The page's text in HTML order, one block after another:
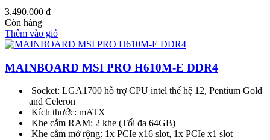
3.490.000 ₫
Còn hàng
Thêm vào giỏ
MAINBOARD MSI PRO H610M-E DDR4
Socket: LGA1700 hỗ trợ CPU intel thế hệ 12, Pentium Gold
and Celeron
Kích thước: mATX
Khe cắm RAM: 2 khe (Tối đa 64GB)
Khe cắm mở rộng: 1x PCIe x16 slot, 1x PCIe x1 slot